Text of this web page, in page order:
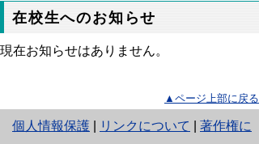
在校生へのお知らせ
現在お知らせはありません。
▲ページ上部に戻る
個人情報保護 と
リンクについて 著作権に